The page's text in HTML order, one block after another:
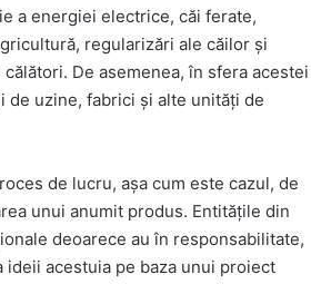
a energiei electrice, căi ferate,
regularizări ale căilor și
De asemenea, în sfera acestei
uzine, fabrici și alte unități de
de lucru, așa cum este cazul, de
unui anumit produs. Entitățile din
deoarece au în responsabilitate,
acestuia pe baza unui proiect